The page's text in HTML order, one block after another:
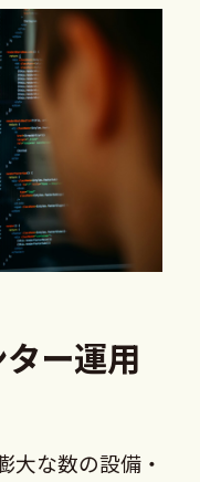
ー運用
大な数の設備・